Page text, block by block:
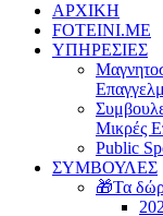
ΑΡΧΙΚΗ
FOTEINI.ME
ΥΠΗΡΕΣΙΕΣ
Μικρές
Public
ΣΥΜΒΟΥΛΕΣ
🎁Τα